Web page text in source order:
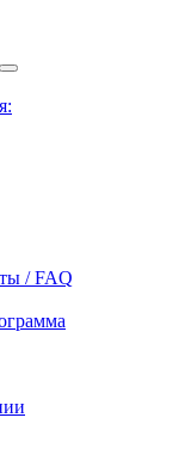
/ FAQ